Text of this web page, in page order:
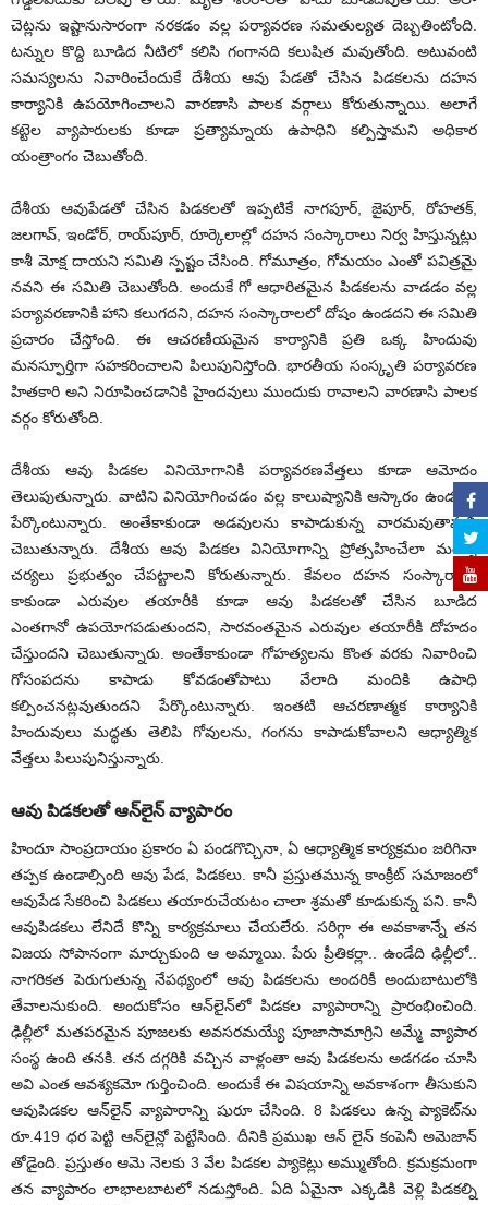
చెట్లను ఇష్టానుసారంగా నరకడం వల్ల పర్యావరణ సమతుల్యత దెబ్బతింటోంది.
టన్నుల కొద్ది బూడిద నీటిలో కలిసి గంగానది కలుషిత మవుతోంది. అటువంటి
సమస్యలను నివారించేందుకే దేశీయ ఆవు పేడతో చేసిన పిడకలను దహన
కార్యానికి ఉపయోగించాలని వారణాసి పాలక వర్గాలు కోరుతున్నాయి. అలాగే
కట్టెల వ్యాపారులకు కూడా ప్రత్యామ్నాయ ఉపాధిని కల్పిస్తామని అధికార
యంత్రాంగం చెబుతోంది.
దేశీయ ఆవుపేడతో చేసిన పిడకలతో ఇప్పటికే నాగపూర్‌, జైపూర్‌, రోహతక్‌,
జలగావ్‌, ఇండోర్‌, రాయ్‌పూర్‌, రూర్కెలాల్లో దహన సంస్కారాలు నిర్వ హిస్తున్నట్లు
కాశీ మోక్ష దాయని సమితి స్పష్టం చేసింది. గోమూత్రం, గోమయం ఎంతో పవిత్రమై
నవని ఈ సమితి చెబుతోంది. అందుకే గో ఆధారితమైన పిడకలను వాడడం వల్ల
పర్యావరణానికి హాని కలుగదని, దహన సంస్కారాలలో దోషం ఉండదని ఈ సమితి
ప్రచారం చేస్తోంది. ఈ ఆచరణీయమైన కార్యానికి ప్రతి ఒక్క హిందువు
మనస్ఫూర్తిగా సహకరించాలని పిలుపునిస్తోంది. భారతీయ సంస్కృతి పర్యావరణ
హితకారి అని నిరూపించడానికి హైందవులు ముందుకు రావాలని వారణాసి పాలక
వర్గం కోరుతోంది.
దేశీయ ఆవు పిడకల వినియోగానికి పర్యావరణవేత్తలు కూడా ఆమోదం
తెలుపుతున్నారు. వాటిని వినియోగించడం వల్ల కాలుష్యానికి ఆస్కారం ఉండదని
పేర్కొంటున్నారు. అంతేకాకుండా అడవులను కాపాడుకున్న వారమవుతామని
చెబుతున్నారు. దేశీయ ఆవు పిడకల వినియోగాన్ని ప్రోత్సహించేలా మరిన్ని
చర్యలు ప్రభుత్వం చేపట్టాలని కోరుతున్నారు. కేవలం దహన సంస్కారాలకే
కాకుండా ఎరువుల తయారీకి కూడా ఆవు పిడకలతో చేసిన బూడిద
ఎంతగానో ఉపయోగపడుతుందని, సారవంతమైన ఎరువుల తయారీకి దోహదం
చేస్తుందని చెబుతున్నారు. అంతేకాకుండా గోహత్యలను కొంత వరకు నివారించి
గోసంపదను కాపాడు కోవడంతోపాటు వేలాది మందికి ఉపాధి
కల్పించనట్లవుతుందని పేర్కొంటున్నారు. ఇంతటి ఆచరణాత్మక కార్యానికి
హిందువులు మద్ధతు తెలిపి గోవులను, గంగను కాపాడుకోవాలని ఆధ్యాత్మిక
వేత్తలు పిలుపునిస్తున్నారు.
ఆవు పిడకలతో ఆన్‌లైన్‌ వ్యాపారం
హిందూ సాంప్రదాయం ప్రకారం ఏ పండగొచ్చినా, ఏ ఆధ్యాత్మిక కార్యక్రమం జరిగినా
తప్పక ఉండాల్సింది ఆవు పేడ, పిడకలు. కానీ ప్రస్తుతమున్న కాంక్రీట్‌ సమాజంలో
ఆవుపేడ సేకరించి పిడకలు తయారుచేయటం చాలా శ్రమతో కూడుకున్న పని. కానీ
ఆవుపిడకలు లేనిదే కొన్ని కార్యక్రమాలు చేయలేరు. సరిగ్గా ఈ అవకాశాన్నే తన
విజయ సోపానంగా మార్చుకుంది ఆ అమ్మాయి. పేరు ప్రీతికర్లా.. ఉండేది ఢిల్లీలో..
నాగరికత పెరుగుతున్న నేపథ్యంలో ఆవు పిడకలను అందరికీ అందుబాటులోకి
తేవాలనుకుంది. అందుకోసం ఆన్‌లైన్‌లో పిడకల వ్యాపారాన్ని ప్రారంభించింది.
ఢిల్లీలో మతపరమైన పూజలకు అవసరమయ్యే పూజాసామాగ్రిని అమ్మే వ్యాపార
సంస్థ ఉంది తనకి. తన దగ్గరికి వచ్చిన వాళ్లంతా ఆవు పిడకలను అడగడం చూసి
అవి ఎంత ఆవశ్యకమో గుర్తించింది. అందుకే ఈ విషయాన్ని అవకాశంగా తీసుకుని
ఆవుపిడకల ఆన్‌లైన్‌ వ్యాపారాన్ని షురూ చేసింది. 8 పిడకలు ఉన్న ప్యాకెట్‌ను
రూ.419 ధర పెట్టి ఆన్‌లైన్లో పెట్టేసింది. దీనికి ప్రముఖ ఆన్‌ లైన్‌ కంపెనీ అమెజాన్‌
తోడైంది. ప్రస్తుతం ఆమె నెలకు 3 వేల పిడకల ప్యాకెట్లు అమ్ముతోంది. క్రమక్రమంగా
తన వ్యాపారం లాభాలబాటలో నడుస్తోంది. ఏది ఏమైనా ఎక్కడికి వెళ్లి పిడకల్ని